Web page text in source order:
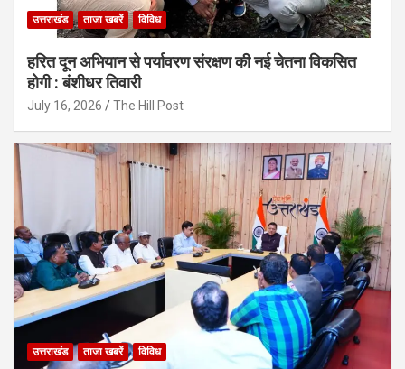
उत्तराखंड ताजा खबरें विविध
हरित दून अभियान से पर्यावरण संरक्षण की नई चेतना विकसित
होगी : बंशीधर तिवारी
July 16, 2026 The Hill Post
उत्तराखंड ताजा खबरें विविध